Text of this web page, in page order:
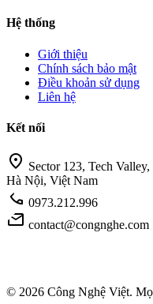
Hệ thống
Giới thiệu
Chính sách bảo mật
Điều khoản sử dụng
Liên hệ
Kết nối
location_on Sector 123, Tech Valley,
Hà Nội, Việt Nam
call 0973.212.996
mail contact@congnghe.com
© 2026 Công Nghệ Việt.